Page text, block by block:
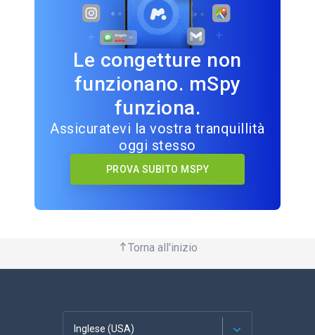
Le congetture non
funzionano. mSpy
funziona.
Assicuratevi la vostra tranquillità
oggi stesso
PROVA SUBITO MSPY
Torna all'inizio
Inglese (USA)